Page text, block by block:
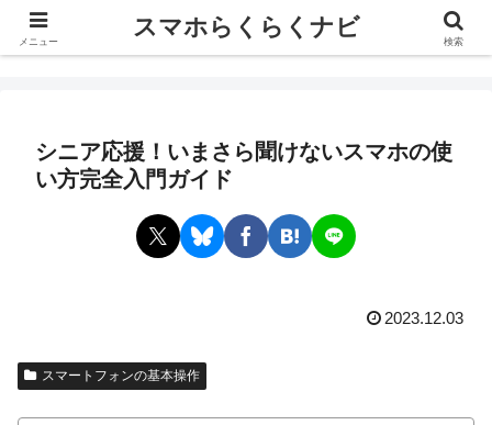
スマホらくらくナビ
シニア応援！いまさら聞けないスマホの使
い方完全入門ガイド
2023.12.03
スマートフォンの基本操作
メニュー
スマホらくらくナビ
検索